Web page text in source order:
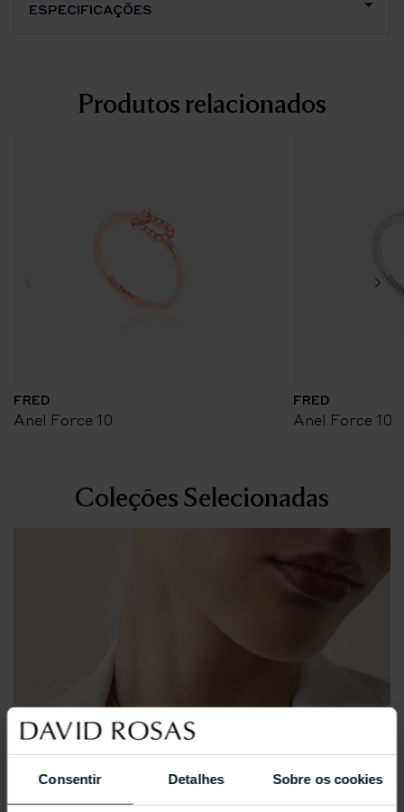
Consentir Detalhes Sobre os cookies
ESPECIFICAÇÕES
Produtos relacionados
FRED
Anel Force 10
FRED
Anel Force 10
Coleções Selecionadas